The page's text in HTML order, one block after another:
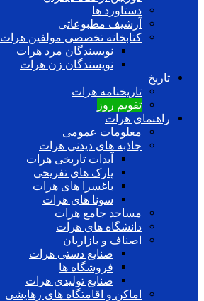
دستاورد ها
آرشیف مطبوعاتی
کتابخانه تخصصی مولفین هرات
نویسندگان مرد هرات
نویسندگان زن هرات
تاریخ
تاریخنامه هرات
تقویم روز
راهنمای هرات
معلومات عمومی
جاذبه های دیدنی هرات
آبدات تاریخی هرات
پارک های تفریحی
باغسرا های هرات
سونا های هرات
مساجد جامع هرات
دانشگاه های هرات
اصناف و بازاریان
صنایع دستی هرات
فروشگاه ها
صنایع تولیدی هرات
اماکن و اقامتگاه های رهایشی